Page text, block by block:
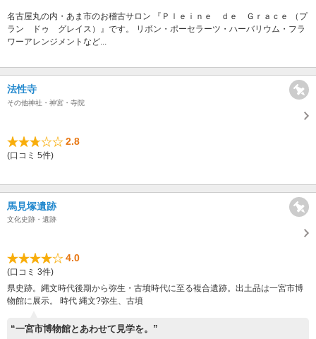
名古屋丸の内・あま市のお稽古サロン 『Ｐｌｅｉｎｅ ｄｅ Ｇｒａｃｅ （プ
ラン ドゥ グレイス）』です。 リボン・ポーセラーツ・ハーバリウム・フラ
ワーアレンジメントなど...
法性寺
その他神社・神宮・寺院
2.8
(口コミ 5件)
馬見塚遺跡
文化史跡・遺跡
4.0
(口コミ 3件)
県史跡。縄文時代後期から弥生・古墳時代に至る複合遺跡。出土品は一宮市博
物館に展示。 時代 縄文?弥生、古墳
“一宮市博物館とあわせて見学を。”